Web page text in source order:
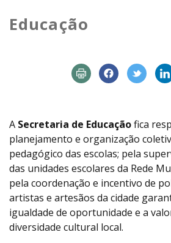
Educação
A Secretaria de Educaçãofica
planejamento e organização
pedagógico das escolas; pela
das unidades escolares da Rede
pela coordenação e incentivo de
artistas e artesãos da cidade
igualdade de oportunidade e a
diversidade cultural local.